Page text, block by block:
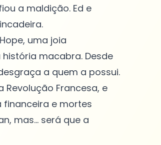
a maldição. Ed e
uma joia
macabra. Desde
a quem a possui.
Revolução Francesa, e
financeira e mortes
mas... será que a